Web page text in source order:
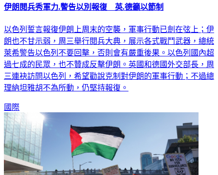
伊朗閱兵秀軍力.警告以別報復 英.德籲以節制
以色列誓言報復伊朗上周末的空襲，軍事行動已劍在弦上；伊
朗也不甘示弱，周三舉行閱兵大典，展示各式戰鬥武器，總統
萊希警告以色列不要回擊，否則會有嚴重後果。以色列國內超
過七成的民眾，也不贊成反擊伊朗。英國和德國外交部長，周
三連袂訪問以色列，希望勸說克制對伊朗的軍事行動；不過總
理納坦雅胡不為所動，仍堅持報復。
國際